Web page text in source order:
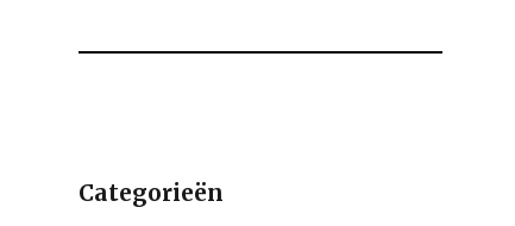
Categorieën